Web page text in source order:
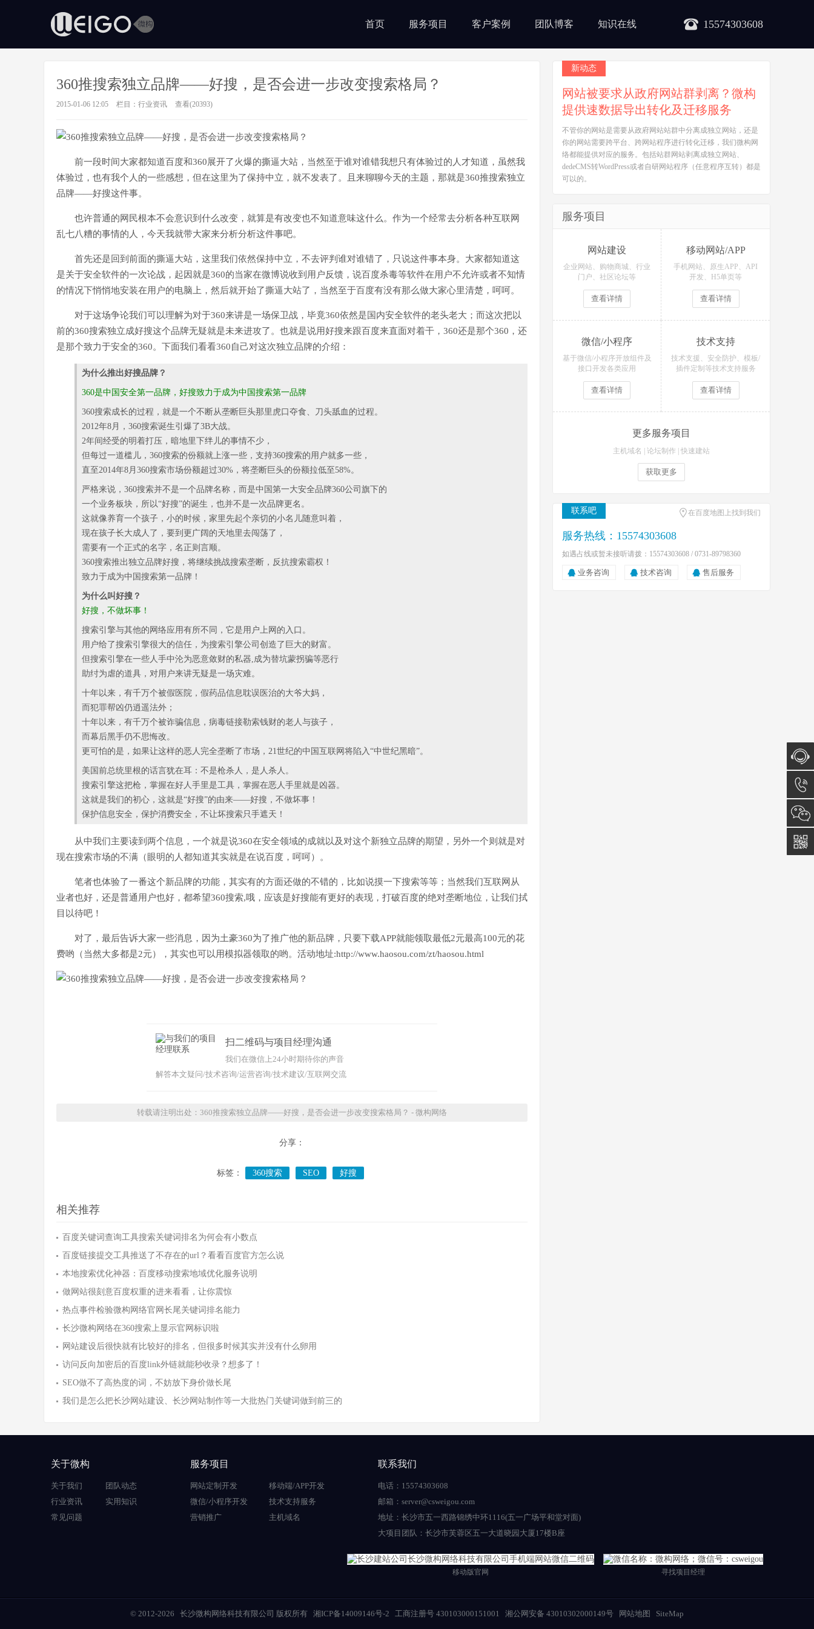
15574303608
首页 服务项目 客户案例 团队博客 知识在线
360推搜索独立品牌——好搜，是否会进一步改变搜索格局？
2015-01-06 12:05 栏目： 行业资讯 查看(20393)
前一段时间大家都知道百度和360展开了火爆的撕逼大站，当然至于谁对谁错我想只有体验过的人才知道，虽然我
体验过，也有我个人的一些感想，但在这里为了保持中立，就不发表了。且来聊聊今天的主题，那就是360推搜索独立
品牌——好搜这件事。
也许普通的网民根本不会意识到什么改变，就算是有改变也不知道意味这什么。作为一个经常去分析各种互联网
乱七八糟的事情的人，今天我就带大家来分析分析这件事吧。
首先还是回到前面的撕逼大站，这里我们依然保持中立，不去评判谁对谁错了，只说这件事本身。大家都知道这
是关于安全软件的一次论战，起因就是360的当家在微博说收到用户反馈，说百度杀毒等软件在用户不允许或者不知情
的情况下悄悄地安装在用户的电脑上，然后就开始了撕逼大站了，当然至于百度有没有那么做大家心里清楚，呵呵。
对于这场争论我们可以理解为对于360来讲是一场保卫战，毕竟360依然是国内安全软件的老头老大；而这次把以
前的360搜索独立成好搜这个品牌无疑就是未来进攻了。也就是说用好搜来跟百度来直面对着干，360还是那个360，还
是那个致力于安全的360。下面我们看看360自己对这次独立品牌的介绍：
为什么推出好搜品牌？
360是中国安全第一品牌，好搜致力于成为中国搜索第一品牌
360搜索成长的过程，就是一个不断从垄断巨头那里虎口夺食、刀头舐血的过程。
2012年8月，360搜索诞生引爆了3B大战。
2年间经受的明着打压，暗地里下绊儿的事情不少，
但每过一道槛儿，360搜索的份额就上涨一些，支持360搜索的用户就多一些，
直至2014年8月360搜索市场份额超过30%，将垄断巨头的份额拉低至58%。
严格来说，360搜索并不是一个品牌名称，而是中国第一大安全品牌360公司旗下的
一个业务板块，所以“好搜”的诞生，也并不是一次品牌更名。
这就像养育一个孩子，小的时候，家里先起个亲切的小名儿随意叫着，
现在孩子长大成人了，要到更广阔的天地里去闯荡了，
需要有一个正式的名字，名正则言顺。
360搜索推出独立品牌好搜，将继续挑战搜索垄断，反抗搜索霸权！
致力于成为中国搜索第一品牌！
为什么叫好搜？
好搜，不做坏事！
搜索引擎与其他的网络应用有所不同，它是用户上网的入口。
用户给了搜索引擎很大的信任，为搜索引擎公司创造了巨大的财富。
但搜索引擎在一些人手中沦为恶意敛财的私器,成为替坑蒙拐骗等恶行
助纣为虐的道具，对用户来讲无疑是一场灾难。
十年以来，有千万个被假医院，假药品信息耽误医治的大爷大妈，
而犯罪帮凶仍逍遥法外；
十年以来，有千万个被诈骗信息，病毒链接勒索钱财的老人与孩子，
而幕后黑手仍不思悔改。
更可怕的是，如果让这样的恶人完全垄断了市场，21世纪的中国互联网将陷入“中世纪黑暗”。
美国前总统里根的话言犹在耳：不是枪杀人，是人杀人。
搜索引擎这把枪，掌握在好人手里是工具，掌握在恶人手里就是凶器。
这就是我们的初心，这就是“好搜”的由来——好搜，不做坏事！
保护信息安全，保护消费安全，不让坏搜索只手遮天！
从中我们主要读到两个信息，一个就是说360在安全领域的成就以及对这个新独立品牌的期望，另外一个则就是对
现在搜索市场的不满（眼明的人都知道其实就是在说百度，呵呵）。
笔者也体验了一番这个新品牌的功能，其实有的方面还做的不错的，比如说摸一下搜索等等；当然我们互联网从
业者也好，还是普通用户也好，都希望360搜索,哦，应该是好搜能有更好的表现，打破百度的绝对垄断地位，让我们拭
目以待吧！
对了，最后告诉大家一些消息，因为土豪360为了推广他的新品牌，只要下载APP就能领取最低2元最高100元的花
费哟（当然大多都是2元），其实也可以用模拟器领取的哟。活动地址:http://www.haosou.com/zt/haosou.html
扫二维码与项目经理沟通
我们在微信上24小时期待你的声音
解答本文疑问/技术咨询/运营咨询/技术建议/互联网交流
转载请注明出处：360推搜索独立品牌——好搜，是否会进一步改变搜索格局？ - 微构网络
分享：
标签： 360搜索 SEO 好搜
相关推荐
百度关键词查询工具搜索关键词排名为何会有小数点
百度链接提交工具推送了不存在的url？看看百度官方怎么说
本地搜索优化神器：百度移动搜索地域优化服务说明
做网站很刻意百度权重的进来看看，让你震惊
热点事件检验微构网络官网长尾关键词排名能力
长沙微构网络在360搜索上显示官网标识啦
网站建设后很快就有比较好的排名，但很多时候其实并没有什么卵用
访问反向加密后的百度link外链就能秒收录？想多了！
SEO做不了高热度的词，不妨放下身价做长尾
我们是怎么把长沙网站建设、长沙网站制作等一大批热门关键词做到前三的
新动态
网站被要求从政府网站群剥离？微构
提供速数据导出转化及迁移服务
不管你的网站是需要从政府网站站群中分离成独立网站，还是
你的网站需要跨平台、跨网站程序进行转化迁移，我们微构网
络都能提供对应的服务。包括站群网站剥离成独立网站、
dedeCMS转WordPress或者自研网站程序（任意程序互转）都是
可以的。
服务项目
网站建设
企业网站、购物商城、行业
门户、社区论坛等
查看详情
移动网站/APP
手机网站、原生APP、API
开发、H5单页等
查看详情
微信/小程序
基于微信/小程序开放组件及
接口开发各类应用
查看详情
技术支持
技术支援、安全防护、模板/
插件定制等技术支持服务
查看详情
更多服务项目
主机域名 论坛制作 快速建站
获取更多
联系吧 在百度地图上找到我们
服务热线：15574303608
如遇占线或暂未接听请拨：15574303608 / 0731-89798360
业务咨询 技术咨询 售后服务
关于微构
关于我们
团队动态
行业资讯
实用知识
常见问题
服务项目
网站定制开发
移动端/APP开发
微信/小程序开发
技术支持服务
营销推广
主机域名
联系我们
电话：15574303608
邮箱：server@csweigou.com
地址：长沙市五一西路锦绣中环1116(五一广场平和堂对面)
大项目团队：长沙市芙蓉区五一大道晓园大厦17楼B座
移动版官网 寻找项目经理
© 2012-2026 长沙微构网络科技有限公司 版权所有 湘ICP备14009146号-2 工商注册号 430103000151001 湘公网安备 43010302000149号 网站地图 SiteMap
在线咨
询